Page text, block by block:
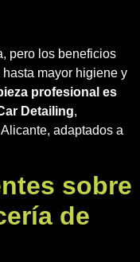
pero los beneficios
mayor higiene y
profesional es
Detailing,
adaptados a
sobre
de